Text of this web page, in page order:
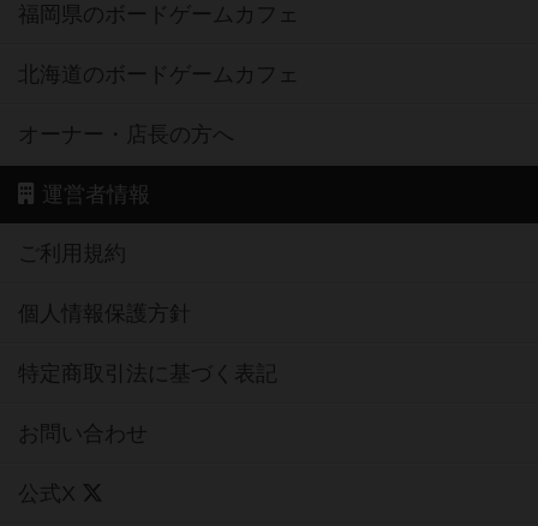
福岡県のボードゲームカフェ
北海道のボードゲームカフェ
オーナー・店長の方へ
運営者情報
ご利用規約
個人情報保護方針
特定商取引法に基づく表記
お問い合わせ
公式X